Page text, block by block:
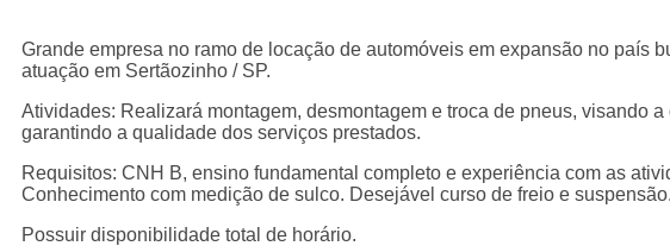
Grande empresa no ramo de locação de automóveis em expansão no país
atuação em Sertãozinho / SP.
Atividades: Realizará montagem, desmontagem e troca de pneus, visando
garantindo a qualidade dos serviços prestados.
Requisitos: CNH B, ensino fundamental completo e experiência com as
Conhecimento com medição de sulco. Desejável curso de freio e suspensão.
Possuir disponibilidade total de horário.